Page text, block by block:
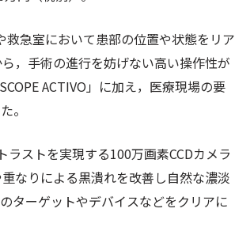
急室において患部の位置や状態をリア
，手術の進行を妨げない高い操作性が
ACTIVO」に加え，医療現場の要
。
ストを実現する100万画素CCDカメラ
なりによる黒潰れを改善し自然な濃淡
ターゲットやデバイスなどをクリアに